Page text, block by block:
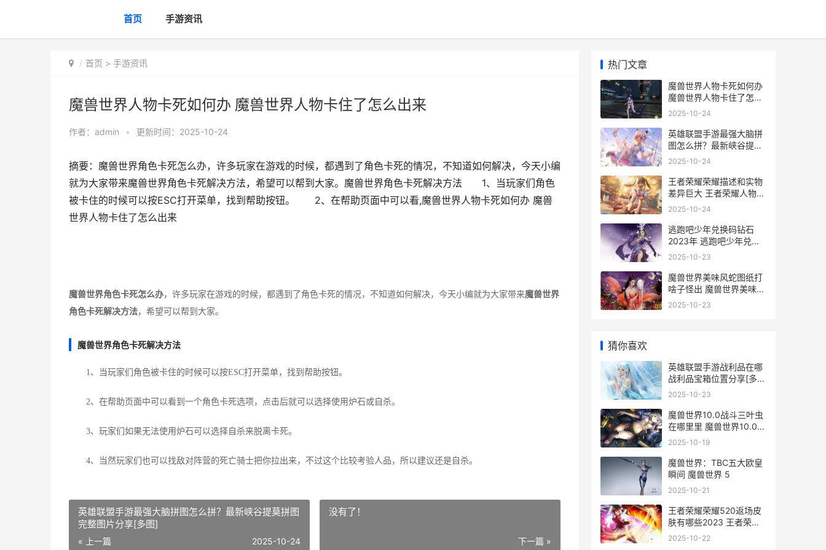
首页 手游资讯
首页 > 手游资讯
魔兽世界人物卡死如何办 魔兽世界人物卡住了怎么出来
作者： admin • 更新时间：2025-10-24
摘要：魔兽世界角色卡死怎么办，许多玩家在游戏的时候，都遇到了角色卡死的情况，不知道如何解决，今天小编
就为大家带来魔兽世界角色卡死解决方法，希望可以帮到大家。魔兽世界角色卡死解决方法 1、当玩家们角色
被卡住的时候可以按ESC打开菜单，找到帮助按钮。 2、在帮助页面中可以看,魔兽世界人物卡死如何办 魔兽
世界人物卡住了怎么出来
魔兽世界角色卡死怎么办，许多玩家在游戏的时候，都遇到了角色卡死的情况，不知道如何解决，今天小编就为大家带来魔兽世界
角色卡死解决方法，希望可以帮到大家。
魔兽世界角色卡死解决方法
1、当玩家们角色被卡住的时候可以按ESC打开菜单，找到帮助按钮。
2、在帮助页面中可以看到一个角色卡死选项，点击后就可以选择使用炉石或自杀。
3、玩家们如果无法使用炉石可以选择自杀来脱离卡死。
4、当然玩家们也可以找敌对阵营的死亡骑士把你拉出来，不过这个比较考验人品，所以建议还是自杀。
英雄联盟手游最强大脑拼图怎么拼？最新峡谷提莫拼图
完整图片分享[多图]
« 上一篇 2025-10-24
没有了！
下一篇 »
热门文章
魔兽世界人物卡死如何办
魔兽世界人物卡住了怎么
出来
2025-10-24
英雄联盟手游最强大脑拼
图怎么拼？最新峡谷提莫
拼图完整图片分享[多图]
2025-10-24
王者荣耀荣耀描述和实物
差异巨大 王者荣耀人物描
绘画
2025-10-24
逃跑吧少年兑换码钻石
2023年 逃跑吧少年兑换
码2025年_1
2025-10-23
魔兽世界美味风蛇图纸打
啥子怪出 魔兽世界美味风
蛇有什么属性
2025-10-23
猜你喜欢
英雄联盟手游战利品在哪
战利品宝箱位置分享[多
图]
2025-10-23
魔兽世界10.0战斗三叶虫
在哪里里 魔兽世界10.0战
士饰品
2025-10-19
魔兽世界：TBC五大欧皇
瞬间 魔兽世界 5
2025-10-21
王者荣耀荣耀520返场皮
肤有哪些2023 王者荣耀
荣耀之章
2025-10-22